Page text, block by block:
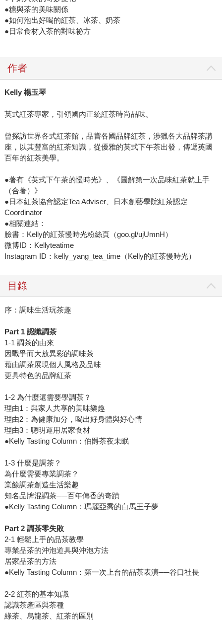
●糖與茶的美味關係
●如何泡出好喝的紅茶、冰茶、奶茶
●日常食材入茶的對味祕方
作者
Kelly 楊玉琴
英式紅茶專家，引領國內正統紅茶時尚品味。
曾探訪世界各式紅茶館，品嘗各國品牌紅茶，涉獵各大品牌茶講
座，以其豐富的紅茶知識，從優雅的英式下午茶出發，傳遞英國
百年的紅茶美學。
●著有《英式下午茶的慢時光》、《圖解第一次品味紅茶就上手
（合著）》
●日本紅茶協會認定Tea Adviser、日本創藝學院紅茶認定
Coordinator
●相關連結：
臉書：Kelly的紅茶慢時光粉絲頁（goo.gl/ujUmnH）
微博ID：Kellyteatime
Instagram ID：kelly_yang_tea_time（Kelly的紅茶慢時光）
目錄
序：調味生活玩茶趣
Part 1 認識調茶
1-1 調茶的由來
因戰爭而大放異彩的調味茶
藉由調茶展現個人風格及品味
更具特色的品牌紅茶
1-2 為什麼還需要學調茶？
理由1：與家人共享的美味樂趣
理由2：為健康加分，喝出好身體與好心情
理由3：聰明運用居家食材
●Kelly Tasting Column：伯爵茶夜未眠
1-3 什麼是調茶？
為什麼需要專業調茶？
業餘調茶創造生活樂趣
知名品牌混調茶──百年傳香的奇蹟
●Kelly Tasting Column：瑪麗亞喬的白馬王子夢
Part 2 調茶零失敗
2-1 輕鬆上手的品茶教學
專業品茶的沖泡道具與沖泡方法
居家品茶的方法
●Kelly Tasting Column：第一次上台的品茶表演──谷口社長
2-2 紅茶的基本知識
認識茶產區與茶種
綠茶、烏龍茶、紅茶的區別